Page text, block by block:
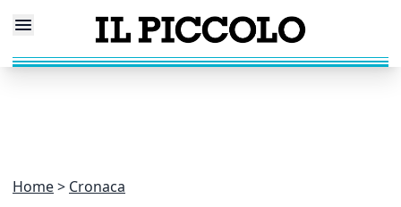
Home Cronaca